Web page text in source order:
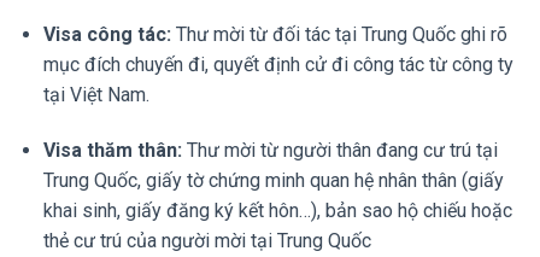
Visa công tác: Thư mời từ đối tác tại Trung Quốc ghi rõ
mục đích chuyến đi, quyết định cử đi công tác từ công ty
tại Việt Nam.
Visa thăm thân: Thư mời từ người thân đang cư trú tại
Trung Quốc, giấy tờ chứng minh quan hệ nhân thân (giấy
khai sinh, giấy đăng ký kết hôn…), bản sao hộ chiếu hoặc
thẻ cư trú của người mời tại Trung Quốc